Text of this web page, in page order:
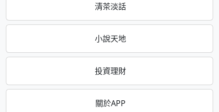
清茶淡話
小說天地
投資理財
關於APP